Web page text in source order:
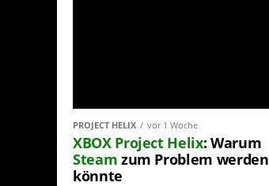
PROJECT HELIX vor 1 Woche
XBOX Project Helix: Warum
Steam zum Problem werden
könnte